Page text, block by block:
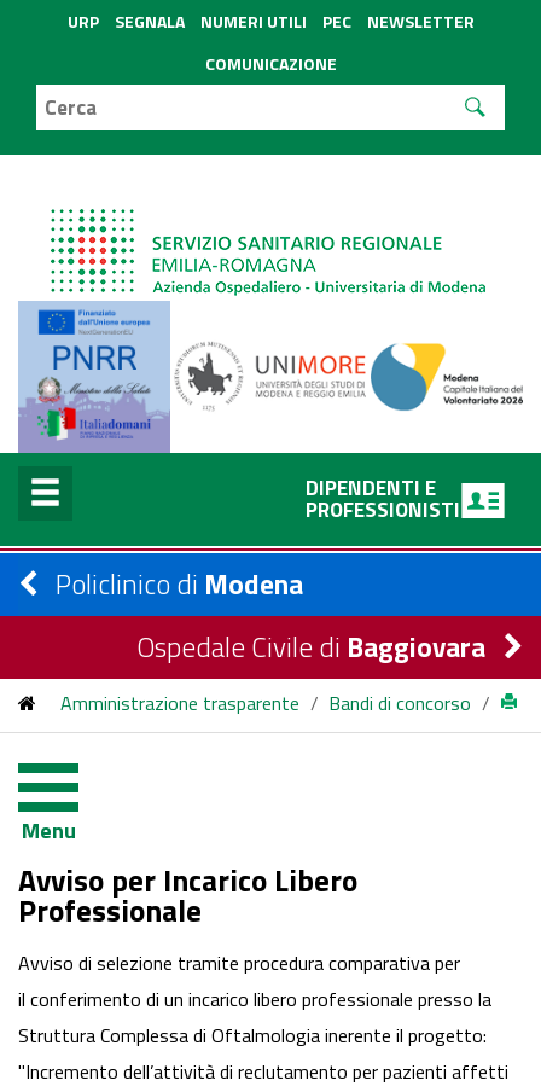
URP SEGNALA NUMERI UTILI PEC
NEWSLETTER
COMUNICAZIONE
DIPENDENTI E
PROFESSIONISTI
Policlinico di Modena
Ospedale Civile di Baggiovara
Amministrazione trasparente / Bandi di concorso /
incarico libero professionale STRUTTURA COMPLESSA DI
OFTALMOLOGIA
Menu
Avviso per Incarico Libero
Professionale
Avviso di selezione tramite procedura comparativa per
il conferimento di un incarico libero professionale presso la
Struttura Complessa di Oftalmologia inerente il progetto:
"Incremento dell’attività di reclutamento per pazienti affetti